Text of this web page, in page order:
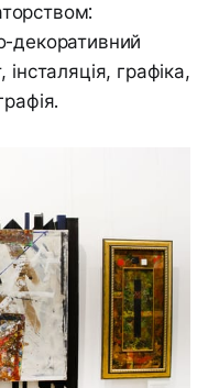
декоративний
графіка,